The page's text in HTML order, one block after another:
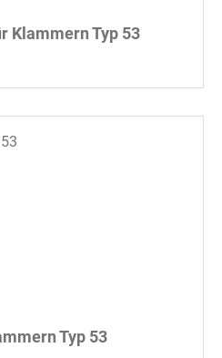
Klammern Typ 53
Typ 53